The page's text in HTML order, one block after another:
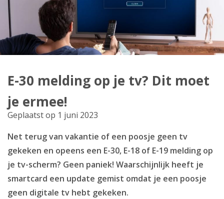
Acties
Zenderaanbod
Mijn Kabelnoord
Zakelijk
Mijn webmail
E-30 melding op je tv? Dit moet
je ermee!
Geplaatst op 1 juni 2023
Net terug van vakantie of een poosje geen tv
gekeken en opeens een E-30, E-18 of E-19 melding op
je tv-scherm? Geen paniek! Waarschijnlijk heeft je
smartcard een update gemist omdat je een poosje
geen digitale tv hebt gekeken.